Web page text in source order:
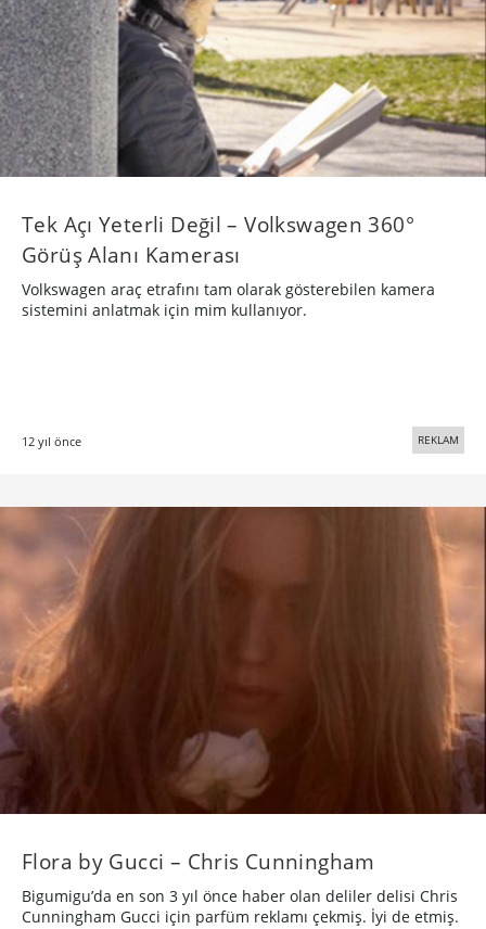
Tek Açı Yeterli Değil – Volkswagen 360°
Görüş Alanı Kamerası
Volkswagen araç etrafını tam olarak gösterebilen kamera
sistemini anlatmak için mim kullanıyor.
12 yıl önce REKLAM
Flora by Gucci – Chris Cunningham
Bigumigu’da en son 3 yıl önce haber olan deliler delisi Chris
Cunningham Gucci için parfüm reklamı çekmiş. İyi de etmiş.